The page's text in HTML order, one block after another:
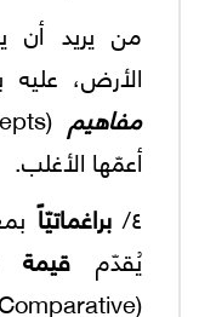
من يريد أن
الأرض،
مفاهيم
أعمّها الأغلب.
٤/ براغماتيّاً
يُقدّمقيمة